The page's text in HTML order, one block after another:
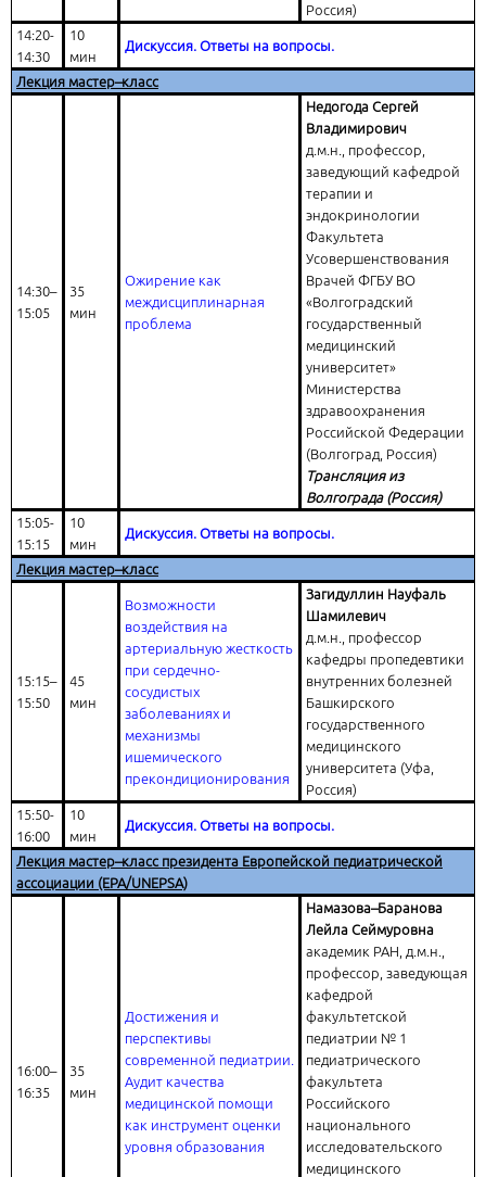
Россия)
14:20-
14:30
10
мин
Дискуссия. Ответы на вопросы.
Лекция мастер–класс
14:30–
15:05
35
мин
Ожирение как
междисциплинарная
проблема
Недогода Сергей
Владимирович
д.м.н., профессор,
заведующий кафедрой
терапии и
эндокринологии
Факультета
Усовершенствования
Врачей ФГБУ ВО
«Волгоградский
государственный
медицинский
университет»
Министерства
здравоохранения
Российской Федерации
(Волгоград, Россия)
Трансляция из
Волгограда (Россия)
15:05-
15:15
10
мин
Дискуссия. Ответы на вопросы.
Лекция мастер–класс
15:15–
15:50
45
мин
Возможности
воздействия на
артериальную жесткость
при сердечно-
сосудистых
заболеваниях и
механизмы
ишемического
прекондиционирования
Загидуллин Науфаль
Шамилевич
д.м.н., профессор
кафедры пропедевтики
внутренних болезней
Башкирского
государственного
медицинского
университета (Уфа,
Россия)
15:50-
16:00
10
мин
Дискуссия. Ответы на вопросы.
Лекция мастер–класс президента Европейской педиатрической
ассоциации (EPA/UNEPSA)
16:00–
16:35
35
мин
Достижения и
перспективы
современной педиатрии.
Аудит качества
медицинской помощи
как инструмент оценки
уровня образования
Намазова–Баранова
Лейла Сеймуровна
академик РАН, д.м.н.,
профессор, заведующая
кафедрой
факультетской
педиатрии № 1
педиатрического
факультета
Российского
национального
исследовательского
медицинского